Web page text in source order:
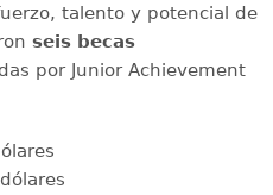
talento y potencial de
seis becas
por Junior Achievement